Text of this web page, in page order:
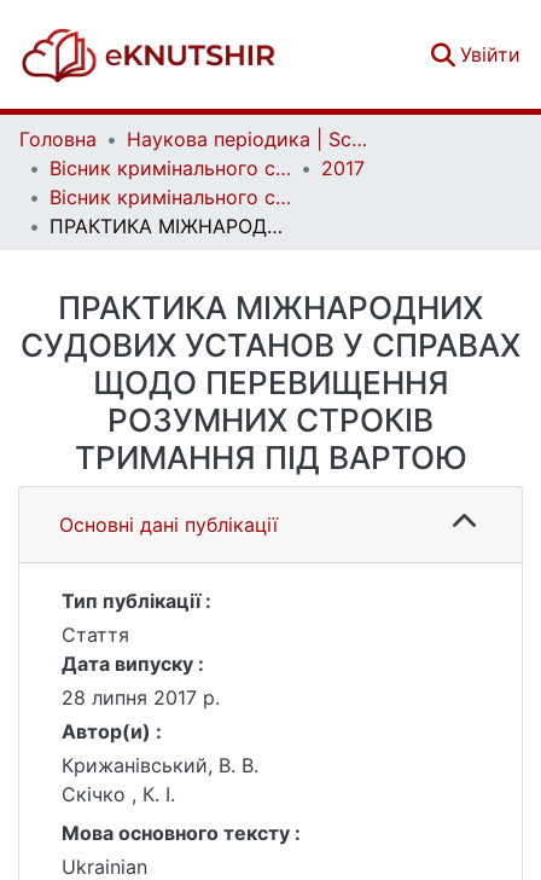
Увійти
Головна
Наукова періодика | Scientific periodicals
Вісник кримінального судочинства | Herald of criminal justice
2017
Вісник кримінального судочинства. № 2
ПРАКТИКА МІЖНАРОДНИХ СУДОВИХ УСТАНОВ У СПРАВАХ ЩОДО ПЕРЕВИЩЕННЯ РОЗУМНИХ СТРОКІВ ТРИМАННЯ ПІД ВАРТОЮ
ПРАКТИКА МІЖНАРОДНИХ
СУДОВИХ УСТАНОВ У СПРАВАХ
ЩОДО ПЕРЕВИЩЕННЯ
РОЗУМНИХ СТРОКІВ
ТРИМАННЯ ПІД ВАРТОЮ
Основні дані публікації
Тип публікації :
Стаття
Дата випуску :
28 липня 2017 р.
Автор(и) :
Крижанівський, В. В.
Скічко , К. І.
Мова основного тексту :
Ukrainian